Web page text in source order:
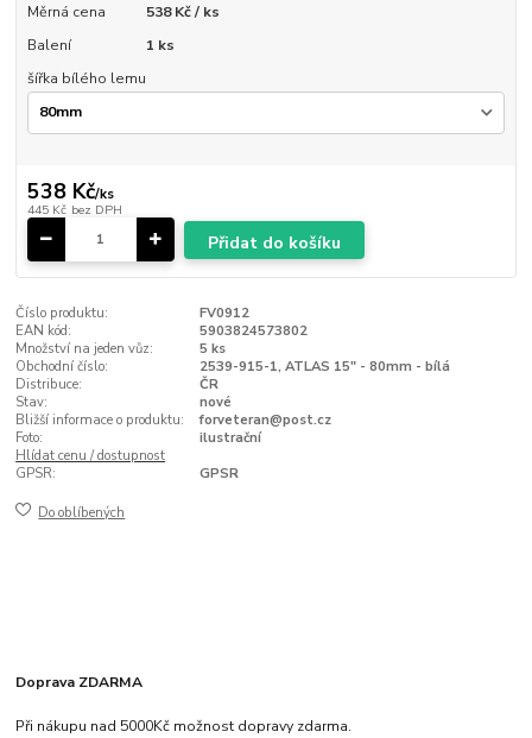
Měrná cena
538 Kč / ks
Balení
1 ks
šířka bílého lemu
538 Kč/ks
445 Kč bez DPH
Přidat do košíku
Číslo produktu:
FV0912
EAN kód:
5903824573802
Množství na jeden vůz:
5 ks
Obchodní číslo:
2539-915-1, ATLAS 15" - 80mm - bílá
Distribuce:
ČR
Stav:
nové
Bližší informace o produktu:
forveteran@post.cz
Foto:
ilustrační
Hlídat cenu / dostupnost
GPSR:
GPSR
Do oblíbených
Doprava ZDARMA
Při nákupu nad 5000Kč možnost dopravy zdarma.